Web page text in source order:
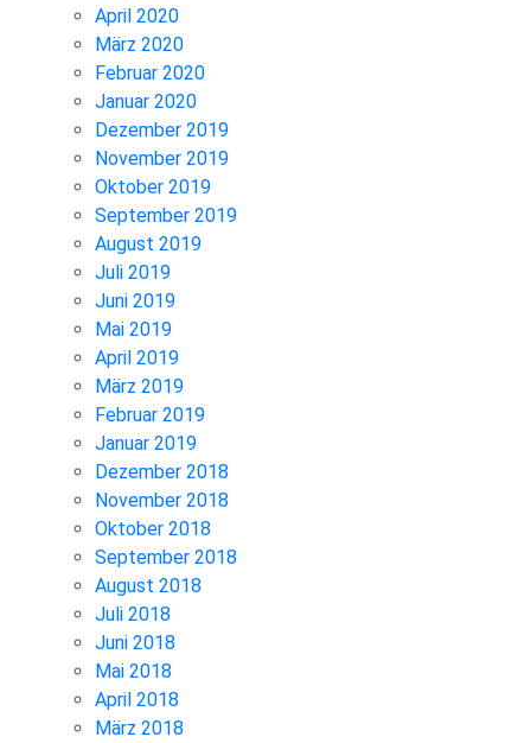
April 2020
März 2020
Februar 2020
Januar 2020
Dezember 2019
November 2019
Oktober 2019
September 2019
August 2019
Juli 2019
Juni 2019
Mai 2019
April 2019
März 2019
Februar 2019
Januar 2019
Dezember 2018
November 2018
Oktober 2018
September 2018
August 2018
Juli 2018
Juni 2018
Mai 2018
April 2018
März 2018